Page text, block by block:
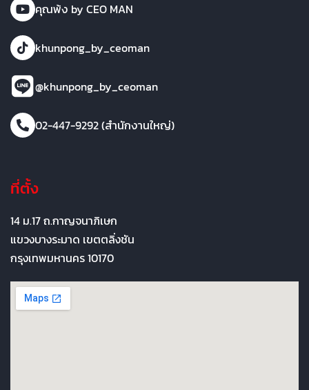
คุณพ้ง by CEO MAN
khunpong_by_ceoman
@khunpong_by_ceoman
02-447-9292 (สำนักงานใหญ่)
ที่ตั้ง
14 ม.17 ถ.กาญจนาภิเษก
แขวงบางระมาด เขตตลิ่งชัน
กรุงเทพมหานคร 10170